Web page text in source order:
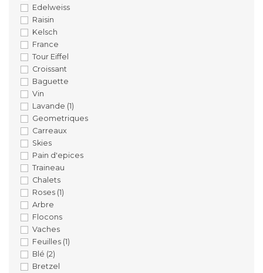
Edelweiss
Raisin
Kelsch
France
Tour Eiffel
Croissant
Baguette
Vin
Lavande (1)
Geometriques
Carreaux
Skies
Pain d'epices
Traineau
Chalets
Roses (1)
Arbre
Flocons
Vaches
Feuilles (1)
Blé (2)
Bretzel